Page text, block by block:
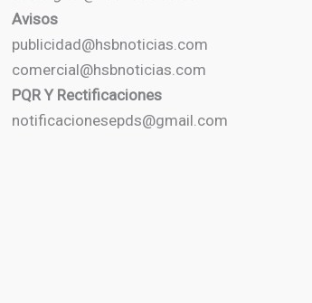
Avisos
publicidad@hsbnoticias.com
comercial@hsbnoticias.com
PQR Y Rectificaciones
notificacionesepds@gmail.com